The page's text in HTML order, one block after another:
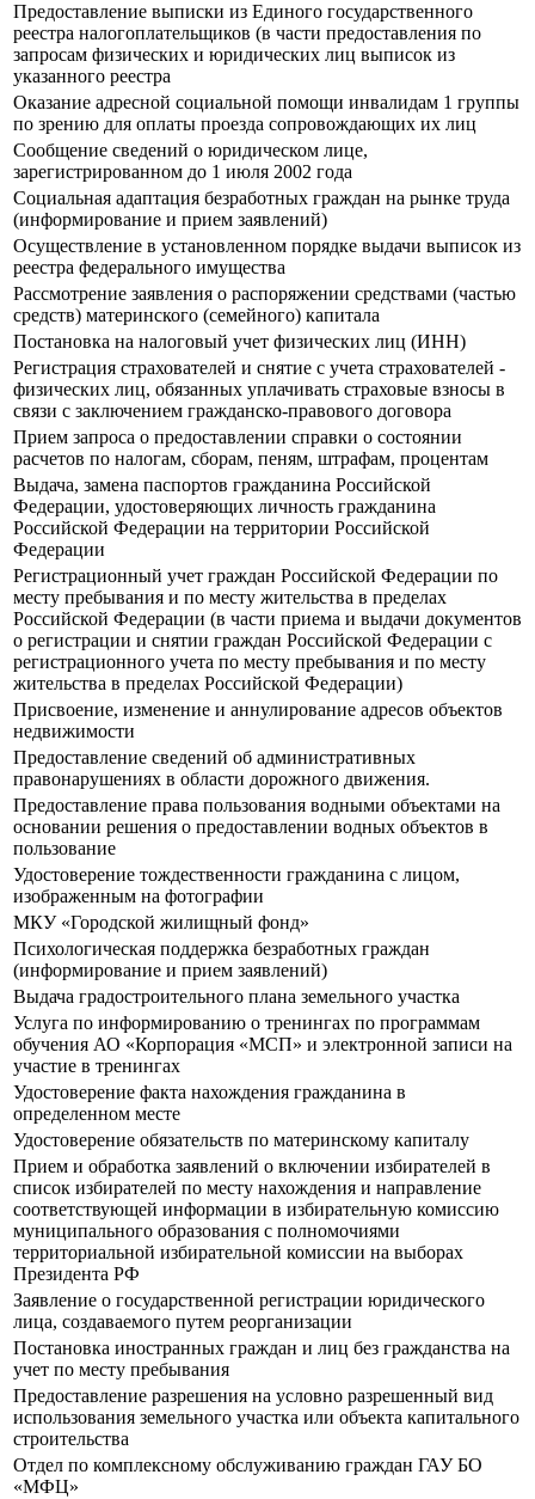
Предоставление выписки из Единого государственного
реестра налогоплательщиков (в части предоставления по
запросам физических и юридических лиц выписок из
указанного реестра
Оказание адресной социальной помощи инвалидам 1 группы
по зрению для оплаты проезда сопровождающих их лиц
Сообщение сведений о юридическом лице,
зарегистрированном до 1 июля 2002 года
Социальная адаптация безработных граждан на рынке труда
(информирование и прием заявлений)
Осуществление в установленном порядке выдачи выписок из
реестра федерального имущества
Рассмотрение заявления о распоряжении средствами (частью
средств) материнского (семейного) капитала
Постановка на налоговый учет физических лиц (ИНН)
Регистрация страхователей и снятие с учета страхователей -
физических лиц, обязанных уплачивать страховые взносы в
связи с заключением гражданско-правового договора
Прием запроса о предоставлении справки о состоянии
расчетов по налогам, сборам, пеням, штрафам, процентам
Выдача, замена паспортов гражданина Российской
Федерации, удостоверяющих личность гражданина
Российской Федерации на территории Российской
Федерации
Регистрационный учет граждан Российской Федерации по
месту пребывания и по месту жительства в пределах
Российской Федерации (в части приема и выдачи документов
о регистрации и снятии граждан Российской Федерации с
регистрационного учета по месту пребывания и по месту
жительства в пределах Российской Федерации)
Присвоение, изменение и аннулирование адресов объектов
недвижимости
Предоставление сведений об административных
правонарушениях в области дорожного движения.
Предоставление права пользования водными объектами на
основании решения о предоставлении водных объектов в
пользование
Удостоверение тождественности гражданина с лицом,
изображенным на фотографии
МКУ «Городской жилищный фонд»
Психологическая поддержка безработных граждан
(информирование и прием заявлений)
Выдача градостроительного плана земельного участка
Услуга по информированию о тренингах по программам
обучения АО «Корпорация «МСП» и электронной записи на
участие в тренингах
Удостоверение факта нахождения гражданина в
определенном месте
Удостоверение обязательств по материнскому капиталу
Прием и обработка заявлений о включении избирателей в
список избирателей по месту нахождения и направление
соответствующей информации в избирательную комиссию
муниципального образования с полномочиями
территориальной избирательной комиссии на выборах
Президента РФ
Заявление о государственной регистрации юридического
лица, создаваемого путем реорганизации
Постановка иностранных граждан и лиц без гражданства на
учет по месту пребывания
Предоставление разрешения на условно разрешенный вид
использования земельного участка или объекта капитального
строительства
Отдел по комплексному обслуживанию граждан ГАУ БО
«МФЦ»